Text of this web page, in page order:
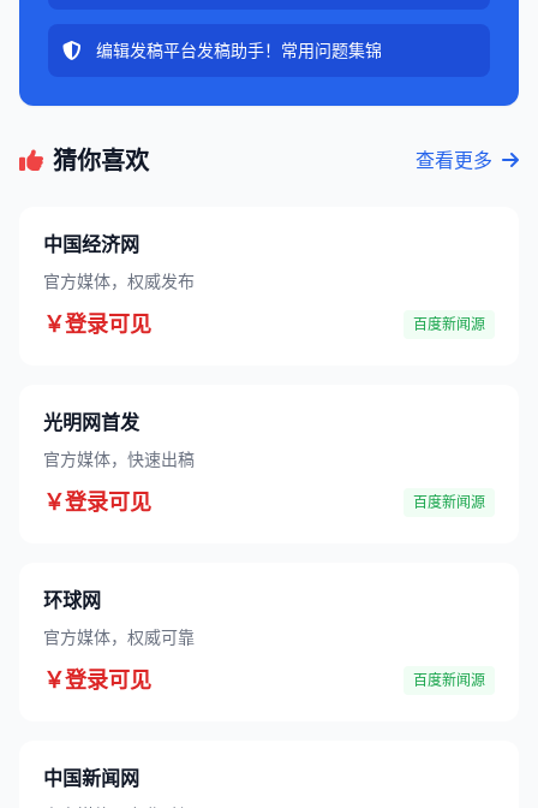
编辑发稿平台发稿助手！常用问题集锦
猜你喜欢 查看更多
中国经济网
官方媒体，权威发布
￥登录可见 百度新闻源
光明网首发
官方媒体，快速出稿
￥登录可见 百度新闻源
环球网
官方媒体，权威可靠
￥登录可见 百度新闻源
中国新闻网